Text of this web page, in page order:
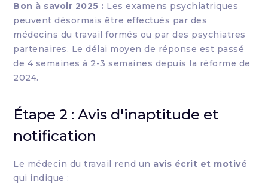
Bon à savoir 2025 : Les examens psychiatriques
peuvent désormais être effectués par des
médecins du travail formés ou par des psychiatres
partenaires. Le délai moyen de réponse est passé
de 4 semaines à 2-3 semaines depuis la réforme de
2024.
Étape 2 : Avis d'inaptitude et
notification
Le médecin du travail rend un avis écrit et motivé
qui indique :